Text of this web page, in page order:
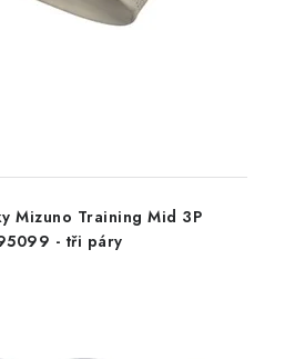
Mizuno Training Mid 3P
- tři páry